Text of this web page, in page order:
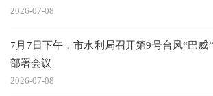
2026-07-08
7月7日下午，市水利局召开第9号台风“巴威
部署会议
2026-07-08